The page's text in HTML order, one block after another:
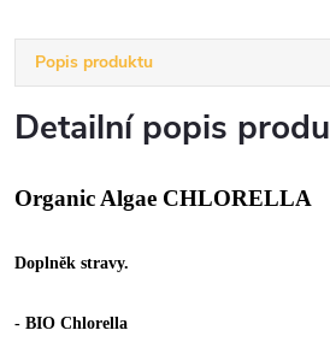
Popis produktu
Detailní popis
Organic Algae CHLORELLA
Doplněk stravy.
- BIO Chlorella